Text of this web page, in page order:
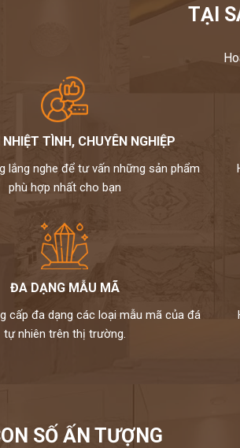
TẠI
TÌNH, CHUYÊN NGHIỆP
lắng nghe để tư vấn những sản phẩm
phù hợp nhất cho bạn
ĐA DẠNG MẪU MÃ
cấp đa dạng các loại mẫu mã của đá
tự nhiên trên thị trường.
SỐ ẤN TƯỢNG